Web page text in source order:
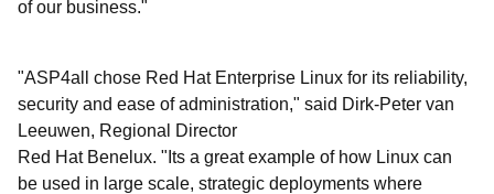
of our business."
"ASP4all chose Red Hat Enterprise Linux for its reliability,
security and ease of administration," said Dirk-Peter van
Leeuwen, Regional Director
Red Hat Benelux. "Its a great example of how Linux can
be used in large scale, strategic deployments where